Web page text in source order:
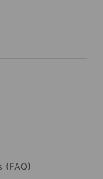
(FAQ)